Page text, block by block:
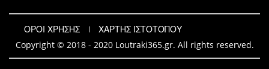
ΟΡΟΙ ΧΡΗΣΗΣ
ΧΑΡΤΗΣ ΙΣΤΟΤΟΠΟΥ
Copyright © 2018 - 2020 Loutraki365.gr. All rights reserved.